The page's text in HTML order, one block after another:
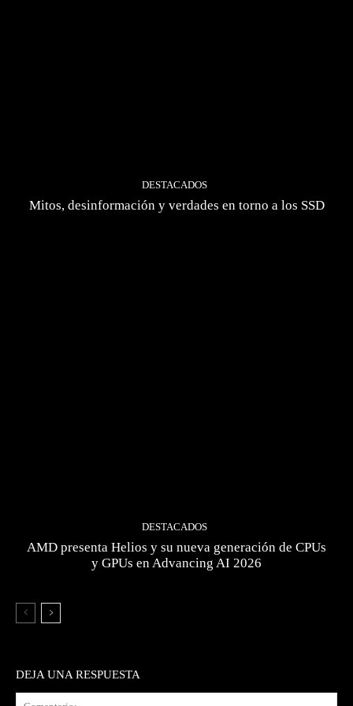
DESTACADOS
Mitos, desinformación y verdades en torno a los SSD
DESTACADOS
AMD presenta Helios y su nueva generación de CPUs
y GPUs en Advancing AI 2026
DEJA UNA RESPUESTA